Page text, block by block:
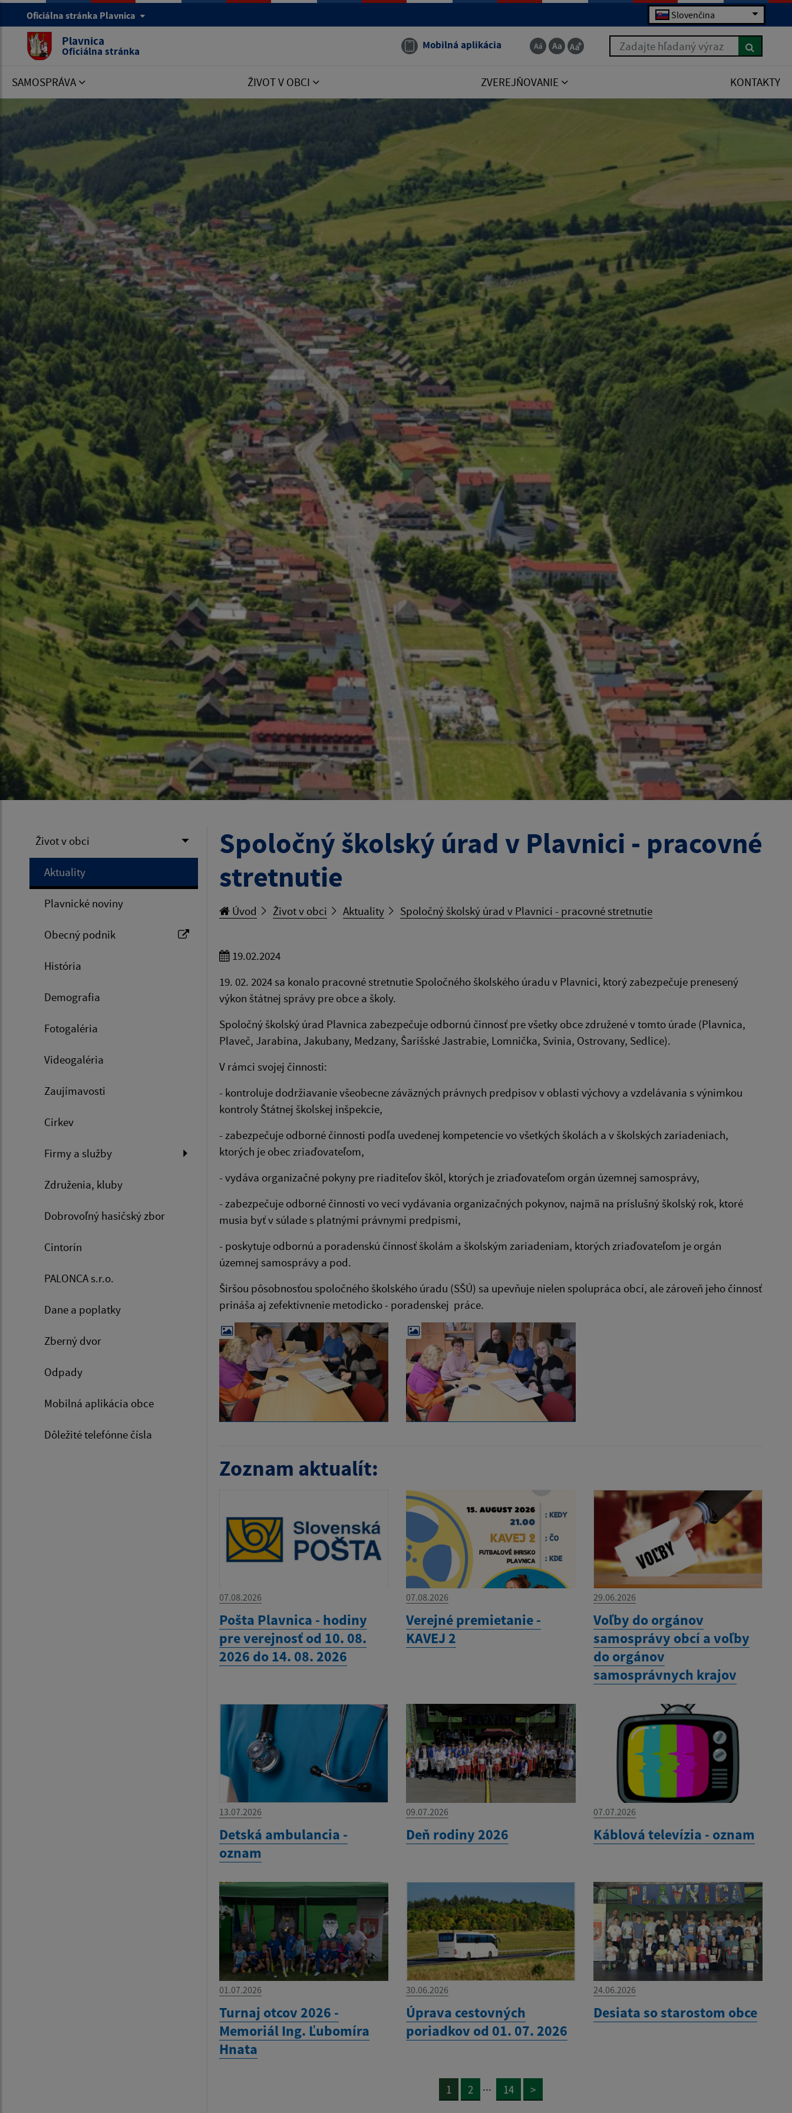
Oficiálna stránka Plavnica Slovenčina
Plavnica
Oficiálna stránka Mobilná aplikácia Zadajte hľadaný výraz
SAMOSPRÁVA ŽIVOT V OBCI ZVEREJŇOVANIE KONTAKTY
Život v obci
Aktuality
Plavnické noviny
Obecný podnik
História
Demografia
Fotogaléria
Videogaléria
Zaujímavosti
Cirkev
Firmy a služby
Združenia, kluby
Dobrovoľný hasičský zbor
Cintorín
PALONCA s.r.o.
Dane a poplatky
Zberný dvor
Odpady
Mobilná aplikácia obce
Dôležité telefónne čísla
Spoločný školský úrad v Plavnici - pracovné
stretnutie
Úvod Život v obci Aktuality Spoločný školský úrad v Plavnici - pracovné stretnutie
19.02.2024
19. 02. 2024 sa konalo pracovné stretnutie Spoločného školského úradu v Plavnici, ktorý zabezpečuje prenesený
výkon štátnej správy pre obce a školy.
Spoločný školský úrad Plavnica zabezpečuje odbornú činnosť pre všetky obce združené v tomto úrade (Plavnica,
Plaveč, Jarabina, Jakubany, Medzany, Šarišské Jastrabie, Lomnička, Svinia, Ostrovany, Sedlice).
V rámci svojej činnosti:
- kontroluje dodržiavanie všeobecne záväzných právnych predpisov v oblasti výchovy a vzdelávania s výnimkou
kontroly Štátnej školskej inšpekcie,
- zabezpečuje odborné činnosti podľa uvedenej kompetencie vo všetkých školách a v školských zariadeniach,
ktorých je obec zriaďovateľom,
- vydáva organizačné pokyny pre riaditeľov škôl, ktorých je zriaďovateľom orgán územnej samosprávy,
- zabezpečuje odborné činnosti vo veci vydávania organizačných pokynov, najmä na príslušný školský rok, ktoré
musia byť v súlade s platnými právnymi predpismi,
- poskytuje odbornú a poradenskú činnosť školám a školským zariadeniam, ktorých zriaďovateľom je orgán
územnej samosprávy a pod.
Širšou pôsobnosťou spoločného školského úradu (SŠÚ) sa upevňuje nielen spolupráca obcí, ale zároveň jeho činnosť
prináša aj zefektívnenie metodicko - poradenskej práce.
Zoznam aktualít:
07.08.2026
Pošta Plavnica - hodiny
pre verejnosť od 10. 08.
2026 do 14. 08. 2026
07.08.2026
Verejné premietanie -
KAVEJ 2
29.06.2026
Voľby do orgánov
samosprávy obcí a voľby
do orgánov
samosprávnych krajov
13.07.2026
Detská ambulancia -
oznam
09.07.2026
Deň rodiny 2026
07.07.2026
Káblová televízia - oznam
01.07.2026
Turnaj otcov 2026 -
Memoriál Ing. Ľubomíra
Hnata
30.06.2026
Úprava cestovných
poriadkov od 01. 07. 2026
24.06.2026
Desiata so starostom obce
1 2 ... 14 >